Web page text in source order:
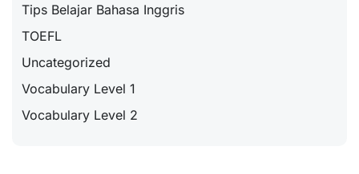
Tips Belajar Bahasa Inggris
TOEFL
Uncategorized
Vocabulary Level 1
Vocabulary Level 2